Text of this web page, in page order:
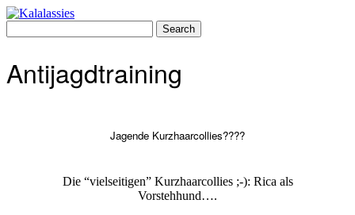
Skip
content
for:
Antijagdtraining
Jagende Kurzhaarcollies????
Die “vielseitigen” Kurzhaarcollies ;-): Rica als
Vorstehhund….